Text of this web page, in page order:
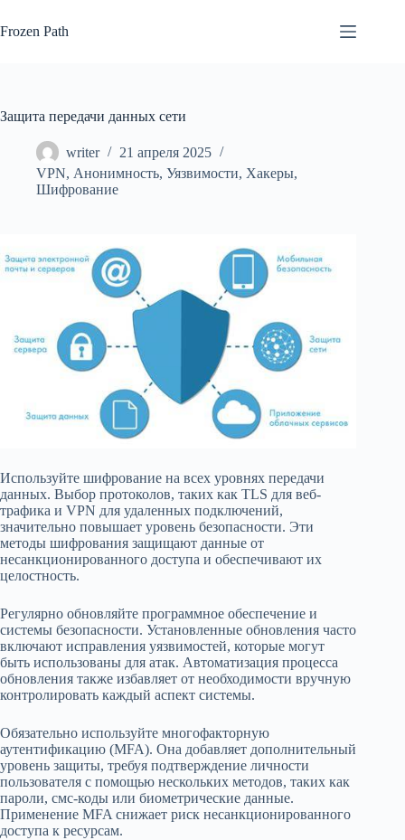
к
сути
Frozen Path
Защита передачи данных сети
writer
21 апреля 2025
VPN, Анонимность, Уязвимости, Хакеры,
Шифрование
Используйте шифрование на всех уровнях передачи
данных. Выбор протоколов, таких как TLS для веб-
трафика и VPN для удаленных подключений,
значительно повышает уровень безопасности. Эти
методы шифрования защищают данные от
несанкционированного доступа и обеспечивают их
целостность.
Регулярно обновляйте программное обеспечение и
системы безопасности. Установленные обновления часто
включают исправления уязвимостей, которые могут
быть использованы для атак. Автоматизация процесса
обновления также избавляет от необходимости вручную
контролировать каждый аспект системы.
Обязательно используйте многофакторную
аутентификацию (MFA). Она добавляет дополнительный
уровень защиты, требуя подтверждение личности
пользователя с помощью нескольких методов, таких как
пароли, смс-коды или биометрические данные.
Применение MFA снижает риск несанкционированного
доступа к ресурсам.